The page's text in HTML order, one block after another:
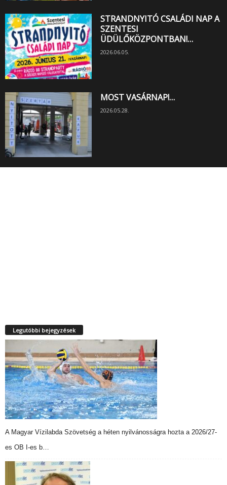
STRANDNYITÓ CSALÁDI NAP A
SZENTESI
ÜDÜLŐKÖZPONTBAN!…
2026.06.05.
MOST VASÁRNAP!…
2026.05.28.
Legutóbbi bejegyzések
A Magyar Vízilabda Szövetség a héten nyilvánosságra hozta a 2026/27-
es OB I-es b…